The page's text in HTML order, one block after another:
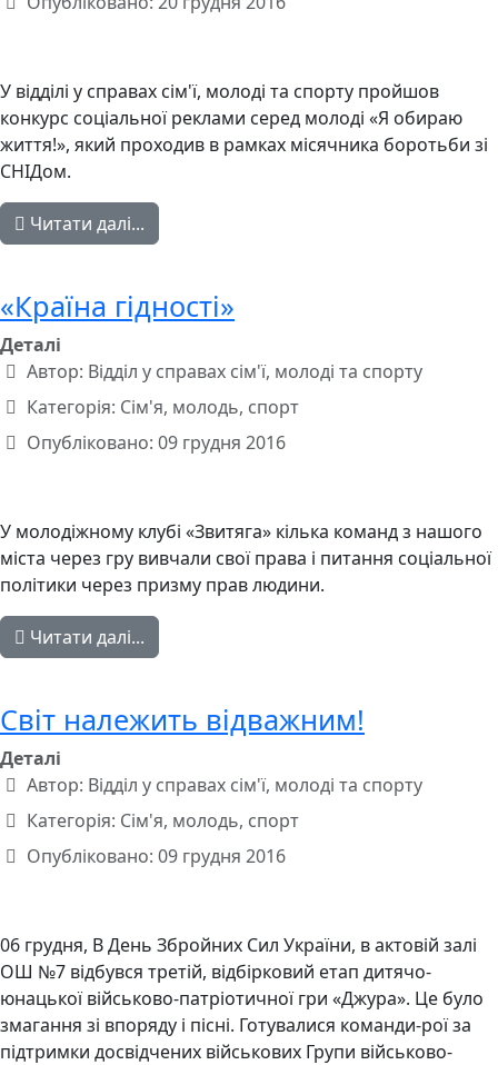
У відділі у справах сім'ї, молоді та спорту пройшов
конкурс соціальної реклами серед молоді «Я обираю
життя!», який проходив в рамках місячника боротьби зі
СНІДом.
Читати далі...
«Країна гідності»
Деталі
Автор: Відділ у справах сім'ї, молоді та спорту
Категорія: Сім'я, молодь, спорт
Опубліковано: 09 грудня 2016
У молодіжному клубі «Звитяга» кілька команд з нашого
міста через гру вивчали свої права і питання соціальної
політики через призму прав людини.
Читати далі...
Світ належить відважним!
Деталі
Автор: Відділ у справах сім'ї, молоді та спорту
Категорія: Сім'я, молодь, спорт
Опубліковано: 09 грудня 2016
06 грудня, В День Збройних Сил України, в актовій залі
ОШ №7 відбувся третій, відбірковий етап дитячо-
юнацької військово-патріотичної гри «Джура». Це було
змагання зі впоряду і пісні. Готувалися команди-рої за
підтримки досвідчених військових Групи військово-